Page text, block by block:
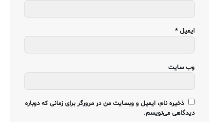
ایمیل *
وب‌ سایت
ذخیره نام، ایمیل و وبسایت من در مرورگر برای زمانی که دوباره
دیدگاهی می‌نویسم.